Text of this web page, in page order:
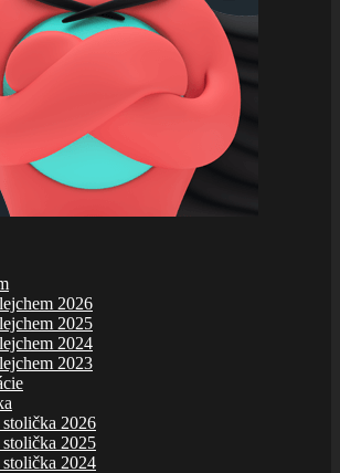
2026
2025
2024
2023
stolička 2026
stolička 2025
stolička 2024